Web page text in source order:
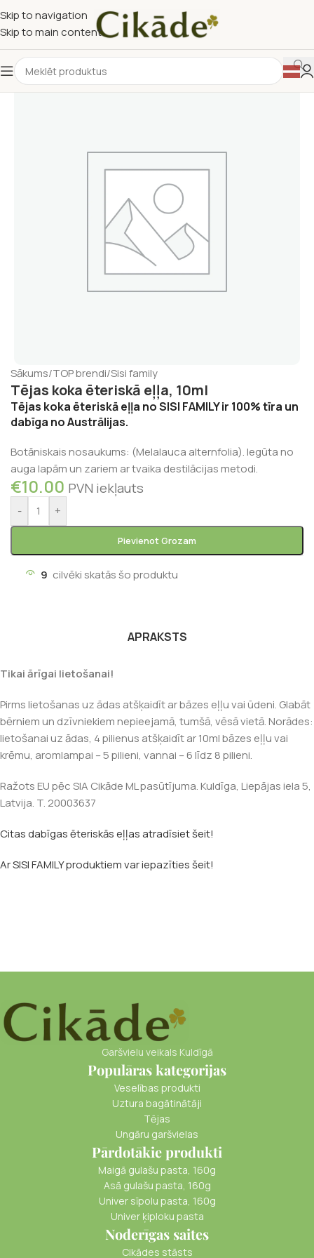
Skip to navigation
Skip to main content
Sākums/TOP brendi/Sisi family
Tējas koka ēteriskā eļļa, 10ml
Tējas koka ēteriskā eļļa no SISI FAMILY ir 100% tīra un
dabīga no Austrālijas.
Botāniskais nosaukums: (Melalauca alternfolia). Iegūta no
auga lapām un zariem ar tvaika destilācijas metodi.
€10.00 PVN iekļauts
- +
Pievienot Grozam
9 cilvēki skatās šo produktu
APRAKSTS
Tikai ārīgai lietošanai!
Pirms lietošanas uz ādas atšķaidīt ar bāzes eļļu vai ūdeni. Glabāt
bērniem un dzīvniekiem nepieejamā, tumšā, vēsā vietā. Norādes:
lietošanai uz ādas, 4 pilienus atšķaidīt ar 10ml bāzes eļļu vai
krēmu, aromlampai – 5 pilieni, vannai – 6 līdz 8 pilieni.
Ražots EU pēc SIA Cikāde ML pasūtījuma. Kuldīga, Liepājas iela 5,
Latvija. T. 20003637
Citas dabīgas ēteriskās eļļas atradīsiet šeit!
Ar SISI FAMILY produktiem var iepazīties šeit!
Garšvielu veikals Kuldīgā
Populāras kategorijas
Veselības produkti
Uztura bagātinātāji
Tējas
Ungāru garšvielas
Pārdotākie produkti
Maigā gulašu pasta, 160g
Asā gulašu pasta, 160g
Univer sīpolu pasta, 160g
Univer ķiploku pasta
Noderīgas saites
Cikādes stāsts